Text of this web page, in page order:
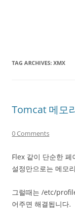
TAG ARCHIVES: XMX
Tomcat 메모
0 Comments
Flex 같이 단순한
설정만으로는 메모
그럴때는 /etc/
어주면 해결됩니다.